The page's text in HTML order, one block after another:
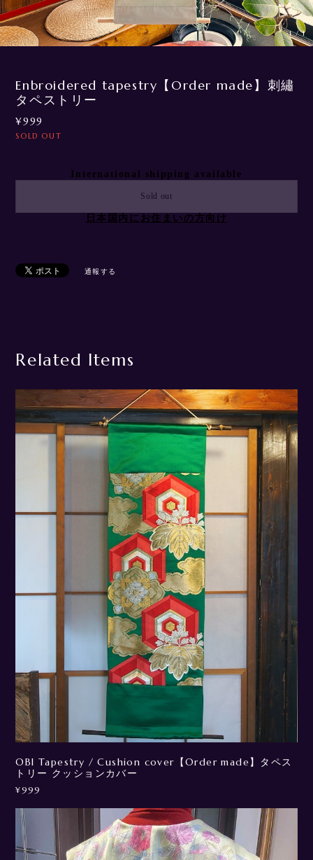
1/1
Enbroidered tapestry【Order made】刺繡
タペストリー
¥999
SOLD OUT
International shipping available
Sold out
日本国内にお住まいの方向け
通報する
Related Items
OBI Tapestry / Cushion cover【Order made】タペス
トリー クッションカバー
¥999